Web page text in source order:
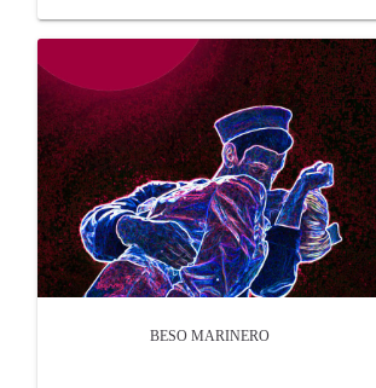
BESO MARINERO